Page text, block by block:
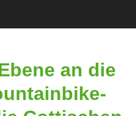
an die